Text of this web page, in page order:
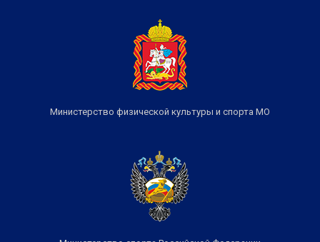
Министерство физической культуры и спорта МО